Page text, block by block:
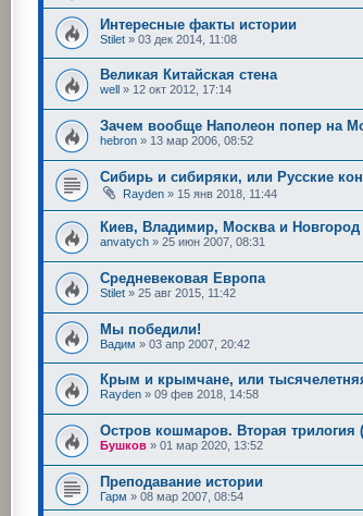
Интересные факты истории
Stilet » 03 дек 2014, 11:08
Великая Китайская стена
well » 12 окт 2012, 17:14
Зачем вообще Наполеон попер на
hebron » 13 мар 2006, 08:52
Сибирь и сибиряки, или Русские
Rayden » 15 янв 2018, 11:44
Киев, Владимир, Москва и Новгород
anvatych » 25 июн 2007, 08:31
Средневековая Европа
Stilet » 25 авг 2015, 11:42
Мы победили!
Вадим » 03 апр 2007, 20:42
Крым и крымчане, или
Rayden » 09 фев 2018, 14:58
Остров кошмаров. Вторая трилогия
Бушков » 01 мар 2020, 13:52
Преподавание истории
Гарм » 08 мар 2007, 08:54